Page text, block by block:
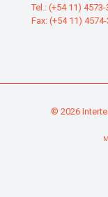
Tel.: (+54 11)
Fax: (+54 11)
© 2026